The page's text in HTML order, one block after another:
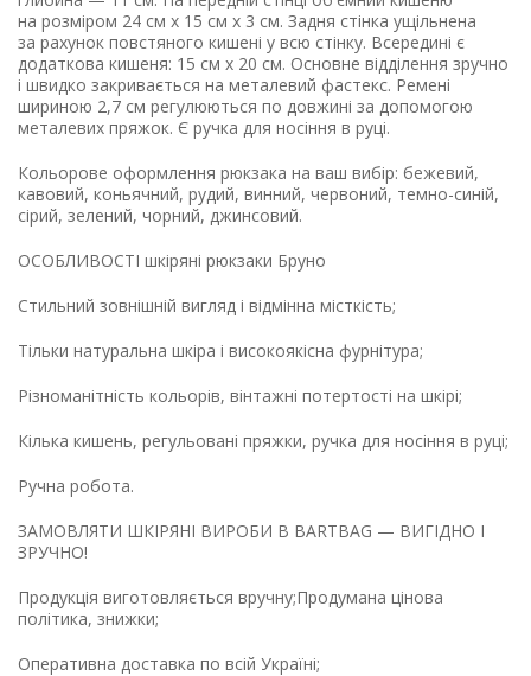
на розміром 24 см х 15 см х 3 см. Задня стінка ущільнена
за рахунок повстяного кишені у всю стінку. Всередині є
додаткова кишеня: 15 см х 20 см. Основне відділення зручно
і швидко закривається на металевий фастекс. Ремені
шириною 2,7 см регулюються по довжині за допомогою
металевих пряжок. Є ручка для носіння в руці.
Кольорове оформлення рюкзака на ваш вибір: бежевий,
кавовий, коньячний, рудий, винний, червоний, темно-синій,
сірий, зелений, чорний, джинсовий.
ОСОБЛИВОСТІ шкіряні рюкзаки Бруно
Стильний зовнішній вигляд і відмінна місткість;
Тільки натуральна шкіра і високоякісна фурнітура;
Різноманітність кольорів, вінтажні потертості на шкірі;
Кілька кишень, регульовані пряжки, ручка для носіння в руці;
Ручна робота.
ЗАМОВЛЯТИ ШКІРЯНІ ВИРОБИ В BARTBAG — ВИГІДНО І
ЗРУЧНО!
Продукція виготовляється вручну;Продумана цінова
політика, знижки;
Оперативна доставка по всій Україні;